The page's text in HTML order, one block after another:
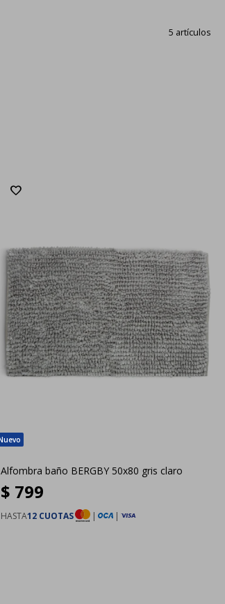
5 artículos
Alfombra baño BERGBY 50x80 gris claro
$ 799
HASTA12 CUOTAS | |